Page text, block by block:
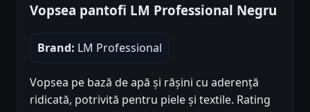
Vopsea pantofi LM Professional Negru
Brand: LM Professional
Vopsea pe bază de apă și rășini cu aderență
ridicată, potrivită pentru piele și textile. Rating